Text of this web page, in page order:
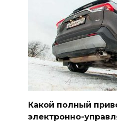
Какой полный
электронно-